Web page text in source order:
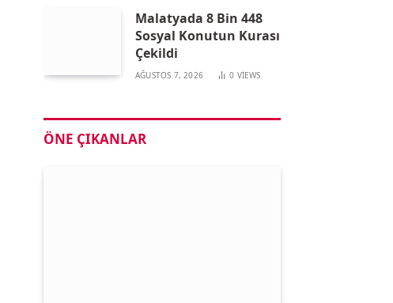
Malatyada 8 Bin 448
Sosyal Konutun Kurası
Çekildi
AĞUSTOS 7, 2026 0 VIEWS
ÖNE ÇIKANLAR